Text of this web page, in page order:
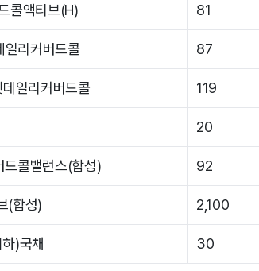
콜액티브(H) 81
리커버드콜 87
일리커버드콜 119
20
드콜밸런스(합성) 92
(합성) 2,100
)국채 30